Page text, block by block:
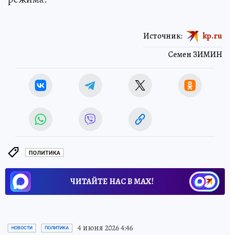
Семен ЗИМИН
Источник: kp.ru
ПОЛИТИКА
ЧИТАЙТЕ НАС В МАХ!
НОВОСТИ ПОЛИТИКА 4 июня 2026 4:46